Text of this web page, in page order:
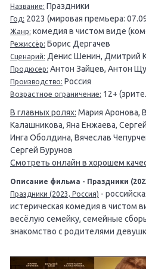
Название: Праздники
Год: 2023 (мировая премьера:
Жанр: комедия в чистом виде
Режиссёр: Борис Дергачев
Сценарий: Денис Шенин, Дмитрий
Продюсер: Антон Зайцев, Антон
Производство: Россия
Возрастное ограничение: 12+
В главных ролях: Мария Аронова,
Калашникова, Яна Енжаева,
Инга Оболдина, Вячеслав
Сергей Бурунов
Смотреть онлайн в хорошем
Описание фильма - Праздники
Праздники (2023, Россия) -
истерическая комедия в чистом
весёлую семейку, семейные
знакомство с родителями